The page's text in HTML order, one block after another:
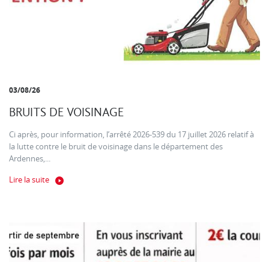
03/08/26
BRUITS DE VOISINAGE
Ci après, pour information, l’arrêté 2026-539 du 17 juillet 2026 relatif à
la lutte contre le bruit de voisinage dans le département des
Ardennes,...
Lire la suite